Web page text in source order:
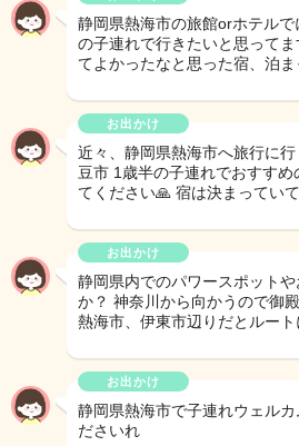
静岡県熱海市の旅館orホテル
の子連れで行きたいと思って
てよかったなと思った宿、泊
お出かけ
近々、静岡県熱海市へ旅行に
豆市 1歳半の子連れでおすすめ
てください🙏 宿は決まってい
お出かけ
静岡県内でのパワースポット
か？ 神奈川から向かうので御
熱海市、伊東市辺りだとルート
お出かけ
静岡県熱海市で子連れウェル
ださいれ